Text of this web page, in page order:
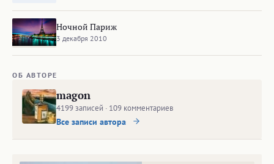
Ночной Париж
3 декабря 2010
ОБ АВТОРЕ
magon
4199 записей · 109 комментариев
Все записи автора